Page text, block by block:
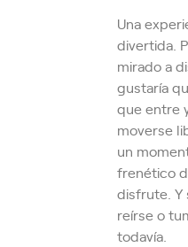
Una
divertida.
mirado a
gustaría
que entre
moverse
un
frenético
disfrute. Y
reírse o
todavía.